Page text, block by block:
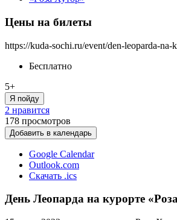
Цены на билеты
https://kuda-sochi.ru/event/den-leoparda-
Бесплатно
5+
Я пойду
2 нравится
178 просмотров
Добавить в календарь
Google Calendar
Outlook.com
Скачать .ics
День Леопарда на курорте